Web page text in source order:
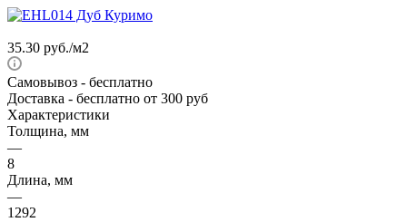
35.30 руб./м2
Самовывоз - бесплатно
Доставка - бесплатно от 300 руб
Характеристики
Толщина, мм
—
8
Длина, мм
—
1292